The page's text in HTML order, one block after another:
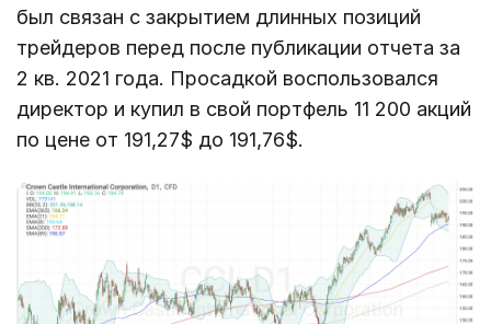
был связан с закрытием длинных позиций
трейдеров перед после публикации отчета за
2 кв. 2021 года. Просадкой воспользовался
директор и купил в свой портфель 11 200 акций
по цене от 191,27$ до 191,76$.